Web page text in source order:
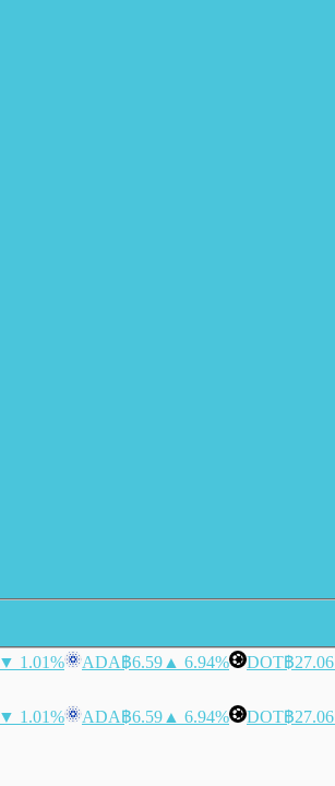
▼ 1.01% ADA฿6.59 ▲ 6.94% DOT฿27.06
▼ 1.01% ADA฿6.59 ▲ 6.94% DOT฿27.06